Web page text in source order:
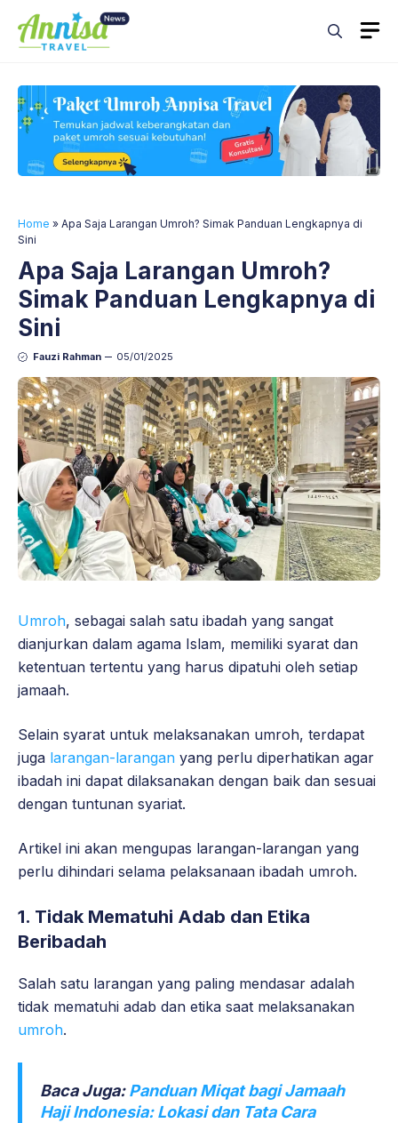
content
Home » Apa Saja Larangan Umroh? Simak Panduan Lengkapnya di
Sini
Apa Saja Larangan Umroh?
Simak Panduan Lengkapnya di
Sini
Fauzi Rahman 05/01/2025
Umroh, sebagai salah satu ibadah yang sangat
dianjurkan dalam agama Islam, memiliki syarat dan
ketentuan tertentu yang harus dipatuhi oleh setiap
jamaah.
Selain syarat untuk melaksanakan umroh, terdapat
juga larangan-larangan yang perlu diperhatikan agar
ibadah ini dapat dilaksanakan dengan baik dan sesuai
dengan tuntunan syariat.
Artikel ini akan mengupas larangan-larangan yang
perlu dihindari selama pelaksanaan ibadah umroh.
1. Tidak Mematuhi Adab dan Etika
Beribadah
Salah satu larangan yang paling mendasar adalah
tidak mematuhi adab dan etika saat melaksanakan
umroh.
Baca Juga:Panduan Miqat bagi Jamaah
Haji Indonesia: Lokasi dan Tata Cara